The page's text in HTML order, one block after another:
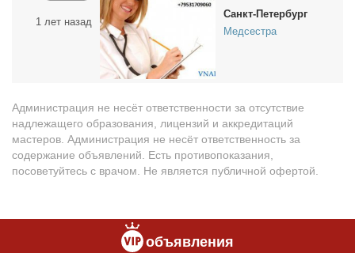
1 лет назад
Санкт-Петербург
Медсестра
Администрация не несёт ответственности за отсутствие
надлежащего образования, лицензий и аккредитаций
мастеров. Администрация не несёт ответственность за
содержание объявлений. Есть противопоказания,
посоветуйтесь с врачом. Не является публичной офертой.
объявления